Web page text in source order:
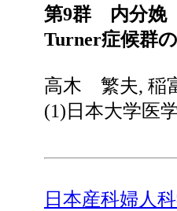
第9群 内分娩
Turner症候群
高木 繁夫, 稲
(1)日本大学医
日本産科婦人